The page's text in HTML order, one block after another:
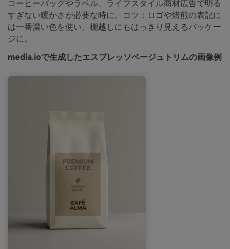
コーヒーバッグやラベル、ライフスタイル商材広告で明る
すぎない暖かさが必要な時に。コツ：ロゴや焙煎の表記に
は一番濃い色を使い、棚越しにもはっきり見えるパッケー
ジに。
media.ioで生成したエスプレッソベージュトリムの画像例